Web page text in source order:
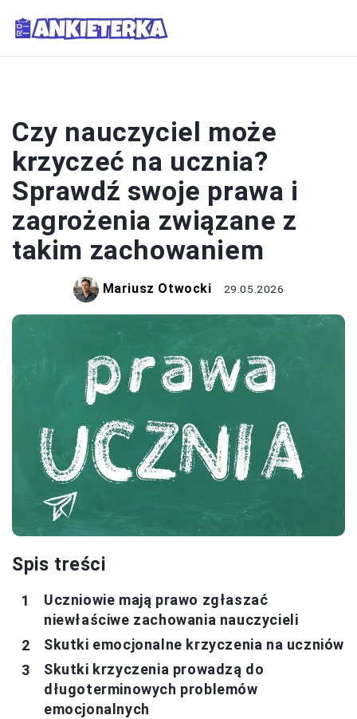
Czy nauczyciel może
krzyczeć na ucznia?
Sprawdź swoje prawa i
zagrożenia związane z
takim zachowaniem
Mariusz Otwocki 29.05.2026
Spis treści
Uczniowie mają prawo zgłaszać
niewłaściwe zachowania nauczycieli
Skutki emocjonalne krzyczenia na uczniów
Skutki krzyczenia prowadzą do
długoterminowych problemów
emocjonalnych